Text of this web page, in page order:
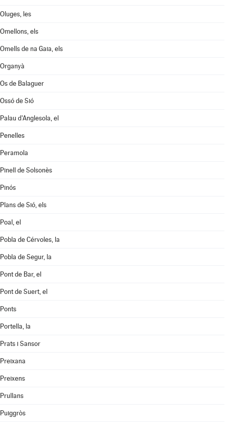
Oluges, les
Omellons, els
Omells de na Gaia, els
Organyà
Os de Balaguer
Ossó de Sió
Palau d'Anglesola, el
Penelles
Peramola
Pinell de Solsonès
Pinós
Plans de Sió, els
Poal, el
Pobla de Cérvoles, la
Pobla de Segur, la
Pont de Bar, el
Pont de Suert, el
Ponts
Portella, la
Prats i Sansor
Preixana
Preixens
Prullans
Puiggròs